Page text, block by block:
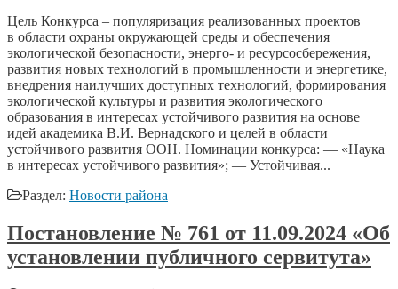
Цель Конкурса – популяризация реализованных проектов
в области охраны окружающей среды и обеспечения
экологической безопасности, энерго- и ресурсосбережения,
развития новых технологий в промышленности и энергетике,
внедрения наилучших доступных технологий, формирования
экологической культуры и развития экологического
образования в интересах устойчивого развития на основе
идей академика В.И. Вернадского и целей в области
устойчивого развития ООН. Номинации конкурса: — «Наука
в интересах устойчивого развития»; — Устойчивая...
Раздел: Новости района
Постановление № 761 от 11.09.2024 «Об
установлении публичного сервитута»